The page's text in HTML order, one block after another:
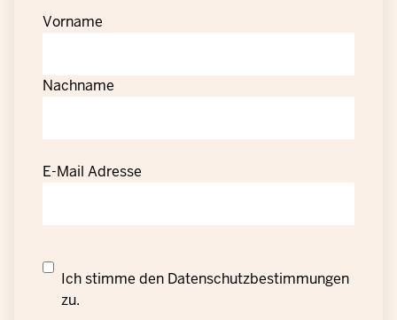
Vorname
Nachname
E-Mail Adresse
Datenschutzrechtliche
Einwilligung
Ich stimme den Datenschutzbestimmungen
zu.